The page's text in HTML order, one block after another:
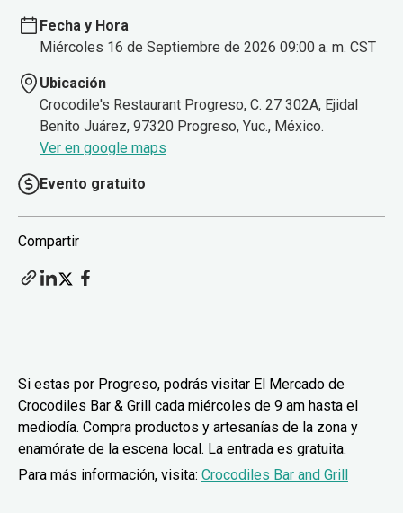
Fecha y Hora
Miércoles 16 de Septiembre de 2026 09:00 a. m. CST
Ubicación
Crocodile's Restaurant Progreso, C. 27 302A, Ejidal
Benito Juárez, 97320 Progreso, Yuc., México.
Ver en google maps
Evento gratuito
Compartir
Si estas por Progreso, podrás visitar El Mercado de
Crocodiles Bar & Grill cada miércoles de 9 am hasta el
mediodía. Compra productos y artesanías de la zona y
enamórate de la escena local. La entrada es gratuita.
Para más información, visita: Crocodiles Bar and Grill